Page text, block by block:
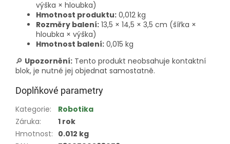
výška × hloubka)
Hmotnost produktu: 0,012 kg
Rozměry balení: 13,5 × 14,5 × 3,5 cm (šířka ×
hloubka × výška)
Hmotnost balení: 0,015 kg
🔎 Upozornění: Tento produkt neobsahuje kontaktní
blok, je nutné jej objednat samostatně.
Doplňkové parametry
Kategorie:
Robotika
Záruka:
1 rok
Hmotnost: 0.012 kg